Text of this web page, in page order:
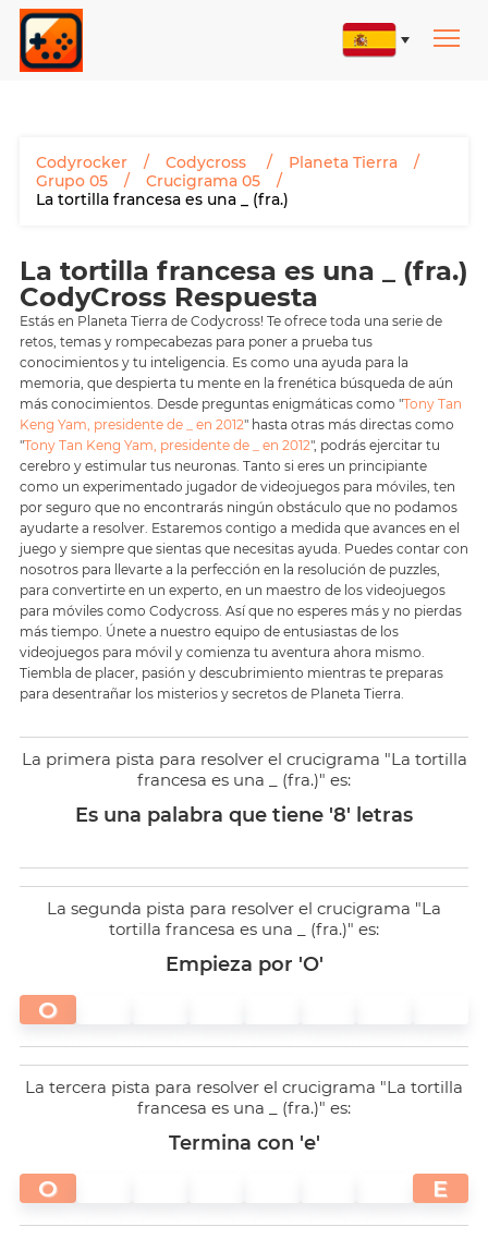
Codyrocker Codycross
Planeta Tierra
Grupo 05
Crucigrama 05
La tortilla francesa es una _ (fra.)
La tortilla francesa es una _ (fra.)
CodyCross Respuesta
Estás en Planeta Tierra de Codycross! Te ofrece toda una serie de
retos, temas y rompecabezas para poner a prueba tus
conocimientos y tu inteligencia. Es como una ayuda para la
memoria, que despierta tu mente en la frenética búsqueda de aún
más conocimientos. Desde preguntas enigmáticas como "Tony Tan
Keng Yam, presidente de _ en 2012" hasta otras más directas como
"Tony Tan Keng Yam, presidente de _ en 2012", podrás ejercitar tu
cerebro y estimular tus neuronas. Tanto si eres un principiante
como un experimentado jugador de videojuegos para móviles, ten
por seguro que no encontrarás ningún obstáculo que no podamos
ayudarte a resolver. Estaremos contigo a medida que avances en el
juego y siempre que sientas que necesitas ayuda. Puedes contar con
nosotros para llevarte a la perfección en la resolución de puzzles,
para convertirte en un experto, en un maestro de los videojuegos
para móviles como Codycross. Así que no esperes más y no pierdas
más tiempo. Únete a nuestro equipo de entusiastas de los
videojuegos para móvil y comienza tu aventura ahora mismo.
Tiembla de placer, pasión y descubrimiento mientras te preparas
para desentrañar los misterios y secretos de Planeta Tierra.
La primera pista para resolver el crucigrama "La tortilla
francesa es una _ (fra.)" es:
Es una palabra que tiene '8' letras
La segunda pista para resolver el crucigrama "La
tortilla francesa es una _ (fra.)" es:
Empieza por 'O'
O
La tercera pista para resolver el crucigrama "La tortilla
francesa es una _ (fra.)" es:
Termina con 'e'
O E